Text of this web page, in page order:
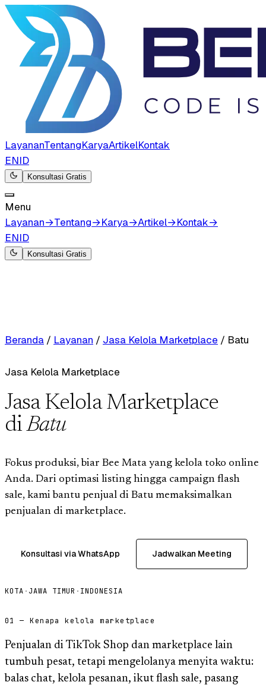
LayananTentangKaryaArtikelKontak
ENID
Konsultasi Gratis
Menu
Layanan→Tentang→Karya→Artikel→Kontak→
ENID
Konsultasi Gratis
Beranda / Layanan / Jasa Kelola Marketplace / Batu
Jasa Kelola Marketplace
Jasa Kelola Marketplace
diBatu
Fokus produksi, biar Bee Mata yang kelola toko online
Anda. Dari optimasi listing hingga campaign flash
sale, kami bantu penjual di Batu memaksimalkan
penjualan di marketplace.
Konsultasi via WhatsApp Jadwalkan Meeting
KOTA · JAWA TIMUR · INDONESIA
01 — Kenapa kelola marketplace
Penjualan di TikTok Shop dan marketplace lain
tumbuh pesat, tetapi mengelolanya menyita waktu:
balas chat, kelola pesanan, ikut flash sale, pasang